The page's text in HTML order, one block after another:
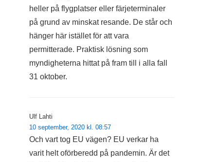
heller på flygplatser eller färjeterminaler
på grund av minskat resande. De står och
hänger här istället för att vara
permitterade. Praktisk lösning som
myndigheterna hittat på fram till i alla fall
31 oktober.
Ulf Lahti
10 september, 2020 kl. 08:57
Och vart tog EU vägen? EU verkar ha
varit helt oförberedd på pandemin. Är det